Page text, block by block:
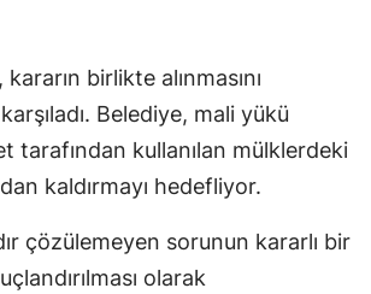
birlikte alınmasını
Belediye, mali yükü
tarafından kullanılan mülklerdeki
kaldırmayı hedefliyor.
çözülemeyen sorunun kararlı bir
olarak